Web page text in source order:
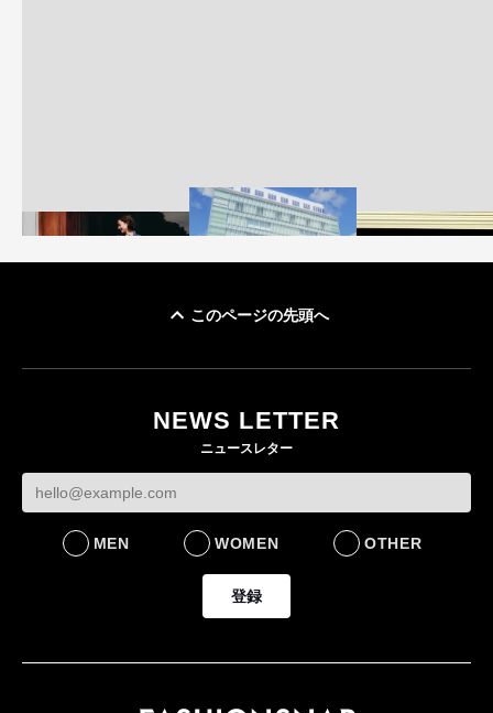
ケットなど7型を発売
FASHION
FASHION
BUSINESS
このページの先頭へ
NEWS LETTER
ニュースレター
MEN WOMEN OTHER
登録